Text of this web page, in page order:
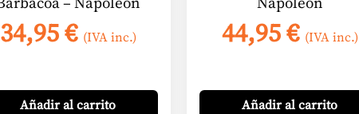
34,95€ (IVA inc.)
Añadiral carrito
44,95€ (IVA inc.)
Añadiral carrito